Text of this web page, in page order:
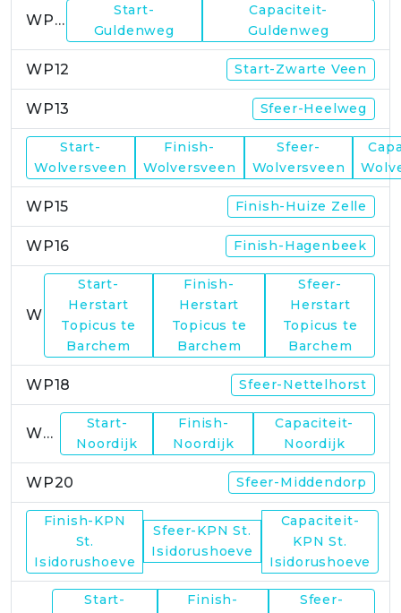
WP11
Start-
Guldenweg
Capaciteit-
Guldenweg
WP12 Start-Zwarte Veen
WP13 Sfeer-Heelweg
Start-
Wolversveen
Finish-
Wolversveen
Sfeer-
Wolversveen
WP15 Finish-Huize Zelle
WP16 Finish-Hagenbeek
Start-
Herstart
Topicus te
Barchem
Finish-
Herstart
Topicus te
Barchem
Sfeer-
Herstart
Topicus te
Barchem
WP18 Sfeer-Nettelhorst
WP19
Start-
Noordijk
Finish-
Noordijk
Capaciteit-
Noordijk
WP20 Sfeer-Middendorp
Finish-KPN
St.
Isidorushoeve
Sfeer-KPN St.
Isidorushoeve
Capaciteit-
KPN St.
Isidorushoeve
Start-
Finish-
Sfeer-